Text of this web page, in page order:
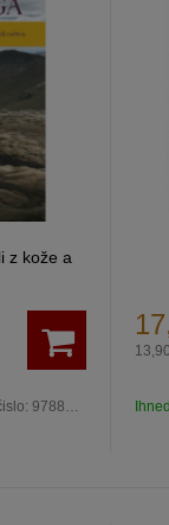
z kože a
9788097532901